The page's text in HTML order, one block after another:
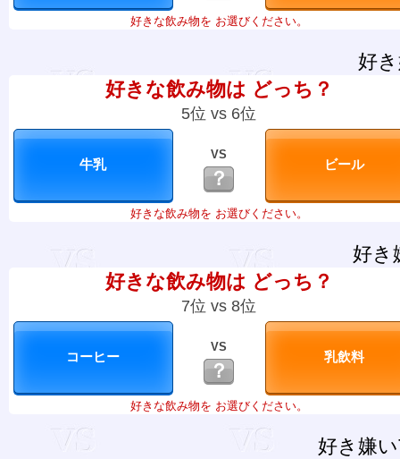
好きな飲み物を お選びください。
好
好きな飲み物は どっち？
5位 vs 6位
VS
？
好きな飲み物を お選びください。
好き
好きな飲み物は どっち？
7位 vs 8位
VS
？
好きな飲み物を お選びください。
好き嫌